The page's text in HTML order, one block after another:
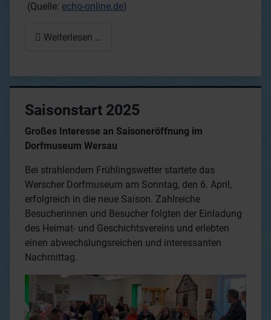
(Quelle: echo-online.de)
Weiterlesen …
Saisonstart 2025
Großes Interesse an Saisoneröffnung im
Dorfmuseum Wersau
Bei strahlendem Frühlingswetter startete das
Werscher Dorfmuseum am Sonntag, den 6. April,
erfolgreich in die neue Saison. Zahlreiche
Besucherinnen und Besucher folgten der Einladung
des Heimat- und Geschichtsvereins und erlebten
einen abwechslungsreichen und interessanten
Nachmittag.